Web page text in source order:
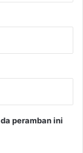
peramban ini